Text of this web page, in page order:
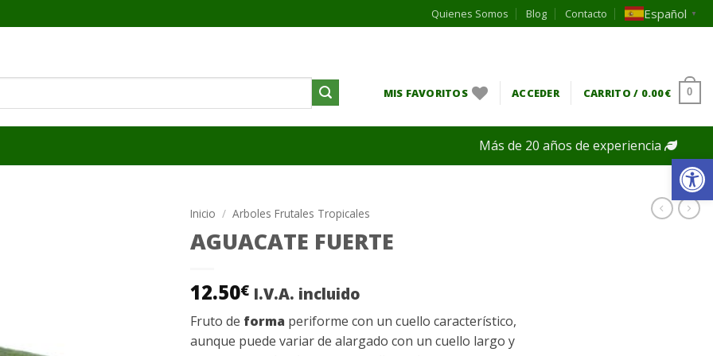
Quienes Somos Blog Contacto Español ▼
MIS FAVORITOS ACCEDER CARRITO / 0.00€ 0
Más de 20 años de experiencia
Inicio / Arboles Frutales Tropicales
AGUACATE FUERTE
12.50€ I.V.A. incluido
Fruto de forma periforme con un cuello característico,
aunque puede variar de alargado con un cuello largo y